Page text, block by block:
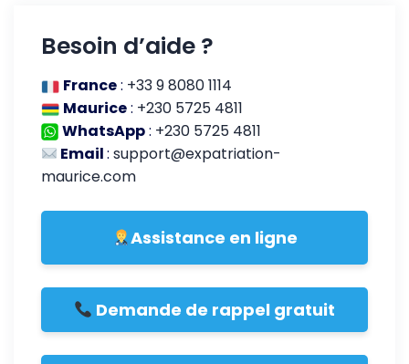
Besoin d’aide ?
France: +33 9 8080 1114
Maurice: +230 5725 4811
WhatsApp: +230 5725 4811
Email:support@expatriation-
maurice.com
Assistance en ligne
Demande de rappel gratuit